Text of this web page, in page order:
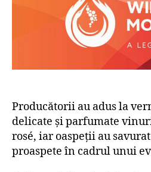
Producătorii au adus la
delicate și parfumate
rosé, iar oaspeții au
proaspete în cadrul unui